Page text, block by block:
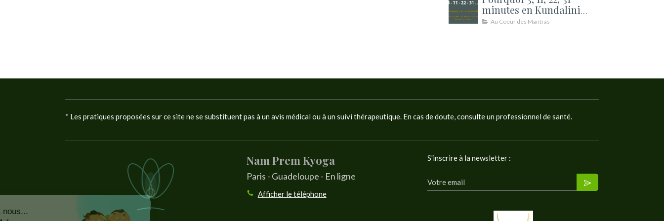
minutes en Kundalini
Yoga ? Les durées de
Au Coeur des Mantras
* Les pratiques proposées sur ce site ne se substituent pas à un avis médical ou à un suivi thérapeutique. En cas de doute, consulte un professionnel de santé.
Nam Prem Kyoga
Paris - Guadeloupe - En ligne
Afficher le téléphone
S'inscrire à la newsletter :
Votre email
Bonjour c'est nous...